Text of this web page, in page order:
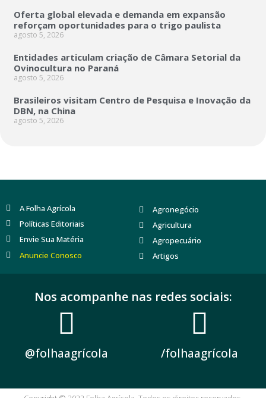
Oferta global elevada e demanda em expansão
reforçam oportunidades para o trigo paulista
agosto 5, 2026
Entidades articulam criação de Câmara Setorial da
Ovinocultura no Paraná
agosto 5, 2026
Brasileiros visitam Centro de Pesquisa e Inovação da
DBN, na China
agosto 5, 2026
A Folha Agrícola
Políticas Editoriais
Envie Sua Matéria
Anuncie Conosco
Agronegócio
Agricultura
Agropecuário
Artigos
Nos acompanhe nas redes sociais:
@folhaagrícola /folhaagrícola